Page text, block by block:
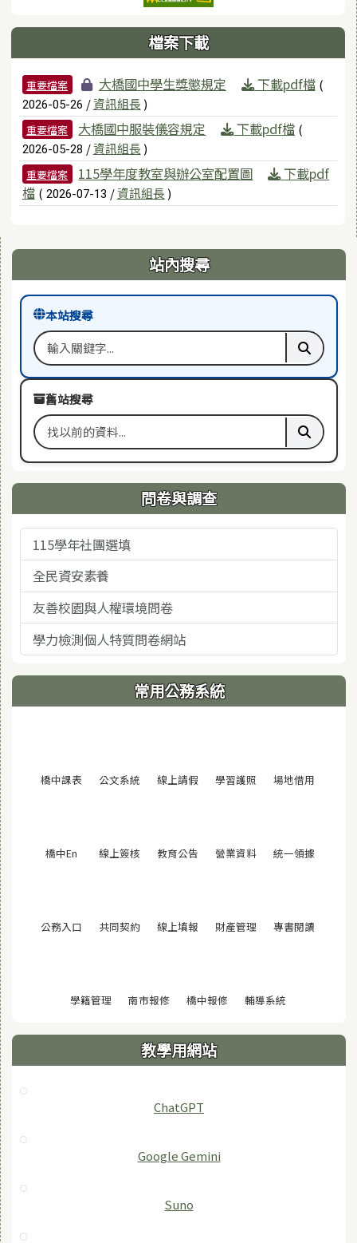
檔案下載
檔案列表
重要檔案 大橋國中學生獎懲規定 下載pdf檔 (
2026-05-26 /資訊組長 )
重要檔案 大橋國中服裝儀容規定 下載pdf檔 (
2026-05-28 /資訊組長 )
重要檔案 115學年度教室與辦公室配置圖
下載pdf
檔 ( 2026-07-13 /資訊組長 )
右邊區域內容 站內搜尋
本站搜尋
搜尋關鍵字 執行本
舊站搜尋
搜尋舊站關鍵字 執行舊
問卷與調查
115學年社團選填
全民資安素養
友善校園與人權環境問卷
學力檢測個人特質問卷網站
常用公務系統
橋中課表 (另開視窗)
公文系統 (另開視窗)
線上請假 (另開視窗)
學習護照 (另開視窗)
場地借用
橋中En (另開視窗)
線上簽核 (另開視窗)
教育公告 (另開視窗)
營業資料(另開視窗)
統一領據
公務入口 (另開視窗)
共同契約(另開視窗)
線上填報 (另開視窗)
財產管理 (另開視窗)
專書閱讀
學籍管理(另開視窗)
南市報修(另開視窗)
橋中報修(另開視窗)
輔導系統(另開視窗)
教學用網站
ChatGPT
‎Google Gemini
Suno